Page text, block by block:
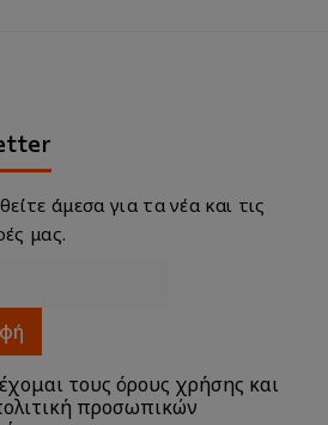
άμεσα για τα νέα και τις
μας.
τους όρους χρήσης και
προσωπικών